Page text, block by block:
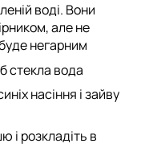
воді. Вони
але не
негарним
стекла вода
насіння і зайву
і розкладіть в